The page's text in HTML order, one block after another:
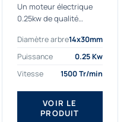
- 230/400V - IE2
Un moteur électrique
0.25kw de qualité
professionnels. Notre
gamme de moteurs
sélectionné pour la très
haute...
Diamètre arbre14x30mm
Puissance
0.25 Kw
Vitesse
1500 Tr/min
VOIR LE
PRODUIT